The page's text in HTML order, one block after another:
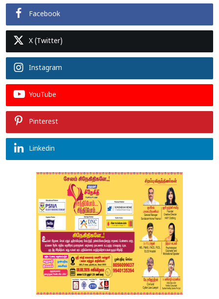
Facebook
X (Twitter)
Instagram
YouTube
Pinterest
Linkedin